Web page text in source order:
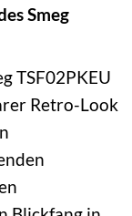
Smeg
TSF02PKEU
Retro-Look